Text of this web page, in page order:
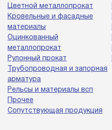
Цветной металлопрокат
Кровельные и фасадные
материалы
Оцинкованный
металлопрокат
Рулонный прокат
Трубопроводная и запорная
арматура
Рельсы и материалы всп
Прочее
Сопутствующая продукция